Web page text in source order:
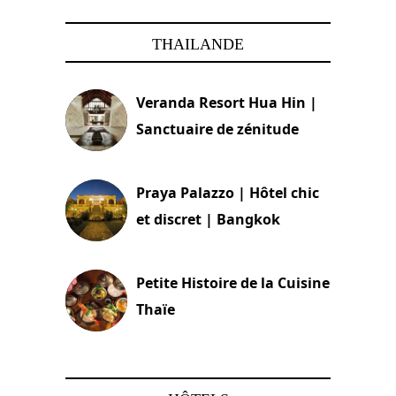
THAILANDE
Veranda Resort Hua Hin |
Sanctuaire de zénitude
Praya Palazzo | Hôtel chic
et discret | Bangkok
Petite Histoire de la Cuisine
Thaïe